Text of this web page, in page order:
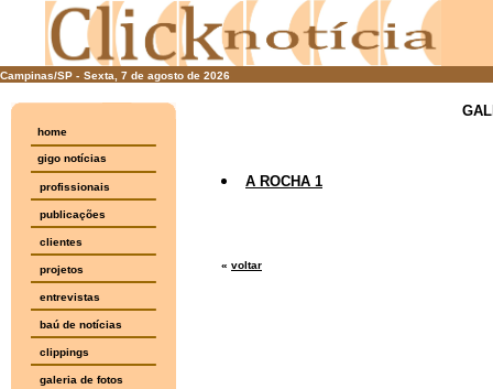
Campinas/SP - Sexta, 7 de agosto de 2026
home
gigo notícias
profissionais
publicações
clientes
projetos
entrevistas
baú de notícias
clippings
galeria de fotos
A ROCHA 1
« voltar